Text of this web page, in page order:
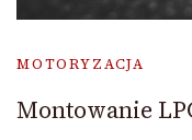
MOTORYZACJA
Montowanie